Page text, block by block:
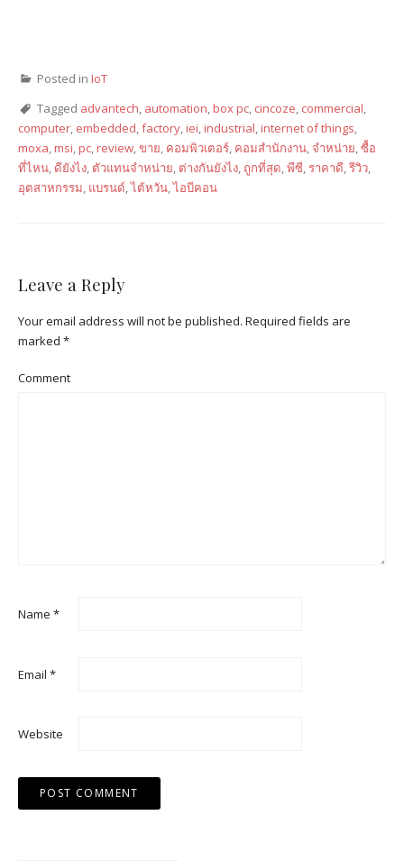
Posted in IoT
Tagged advantech, automation,box pc, cincoze, commercial,
computer, embedded,factory,iei,industrial,internet of things,
moxa,msi,pc,review,ขาย, คอมพิวเตอร์, คอมสำนักงาน,จำหน่าย,ซื้อ
ที่ไหน, ดียังไง, ตัวแทนจำหน่าย, ต่างกันยังไง, ถูกที่สุด,พีซี,ราคาดี,รีวิว,
อุตสาหกรรม, แบรนด์,ไต้หวัน,ไอบีคอน
Leave a Reply
Your email address will not be published. Required fields are
marked *
Comment
Name *
Email *
Website